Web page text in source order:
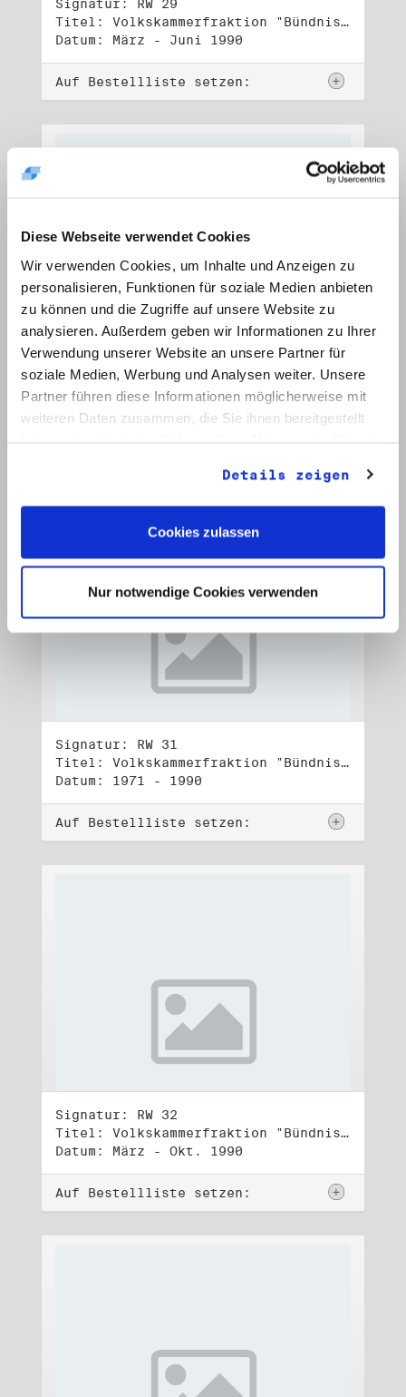
Diese Webseite verwendet Cookies
Wir verwenden Cookies, um Inhalte und Anzeigen zu
personalisieren, Funktionen für soziale Medien anbieten
zu können und die Zugriffe auf unsere Website zu
analysieren. Außerdem geben wir Informationen zu Ihrer
Verwendung unserer Website an unsere Partner für
soziale Medien, Werbung und Analysen weiter. Unsere
Partner führen diese Informationen möglicherweise mit
weiteren Daten zusammen, die Sie ihnen bereitgestellt
Details zeigen
Cookies zulassen
Nur notwendige Cookies verwenden
Signatur: RW 29
Titel: Volkskammerfraktion "Bündnis 90/Grüne" (1)
Datum: März - Juni 1990
Auf Bestellliste setzen:
Signatur: RW 30
Titel: Volkskammerfraktion "Bündnis 90/Grüne" (2)
Datum: Juli - Okt. 1990, o. D.
Signatur: RW 31
Titel: Volkskammerfraktion "Bündnis 90/Grüne" (3)
Datum: 1971 - 1990
Auf Bestellliste setzen:
Signatur: RW 32
Titel: Volkskammerfraktion "Bündnis 90/Grüne" (4)
Datum: März - Okt. 1990
Auf Bestellliste setzen: